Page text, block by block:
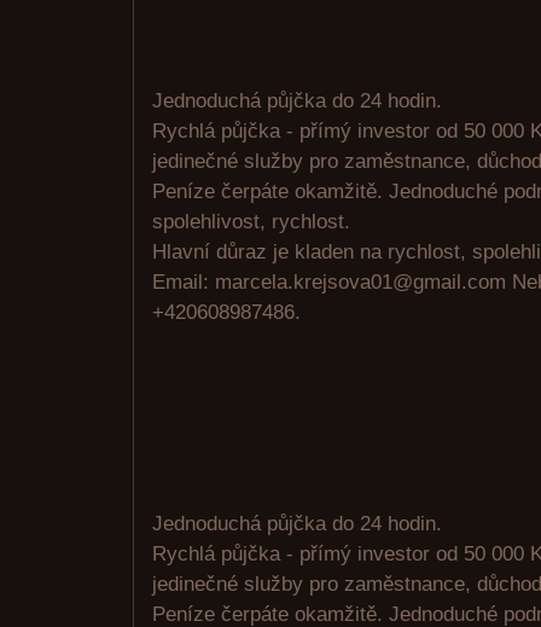
Jednoduchá půjčka do 24 hodin.
Rychlá půjčka - přímý investor od 50 000
jedinečné služby pro zaměstnance,
Peníze čerpáte okamžitě. Jednoduché
spolehlivost, rychlost.
Hlavní důraz je kladen na rychlost,
Email: marcela.krejsova01@gmail.com
+420608987486.
Jednoduchá půjčka do 24 hodin.
Rychlá půjčka - přímý investor od 50 000
jedinečné služby pro zaměstnance,
Peníze čerpáte okamžitě. Jednoduché